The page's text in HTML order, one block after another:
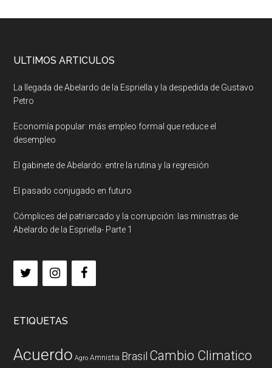
ULTIMOS ARTICULOS
La llegada de Abelardo de la Espriella y la despedida de Gustavo
Petro
Economía popular: más empleo formal que reduce el
desempleo
El gabinete de Abelardo: entre la rutina y la regresión
El pasado conjugado en futuro
Cómplices del patriarcado y la corrupción: las ministras de
Abelardo de la Espriella- Parte 1
ETIQUETAS
Acuerdo Agro Amnistia Brasil Cambio Climatico